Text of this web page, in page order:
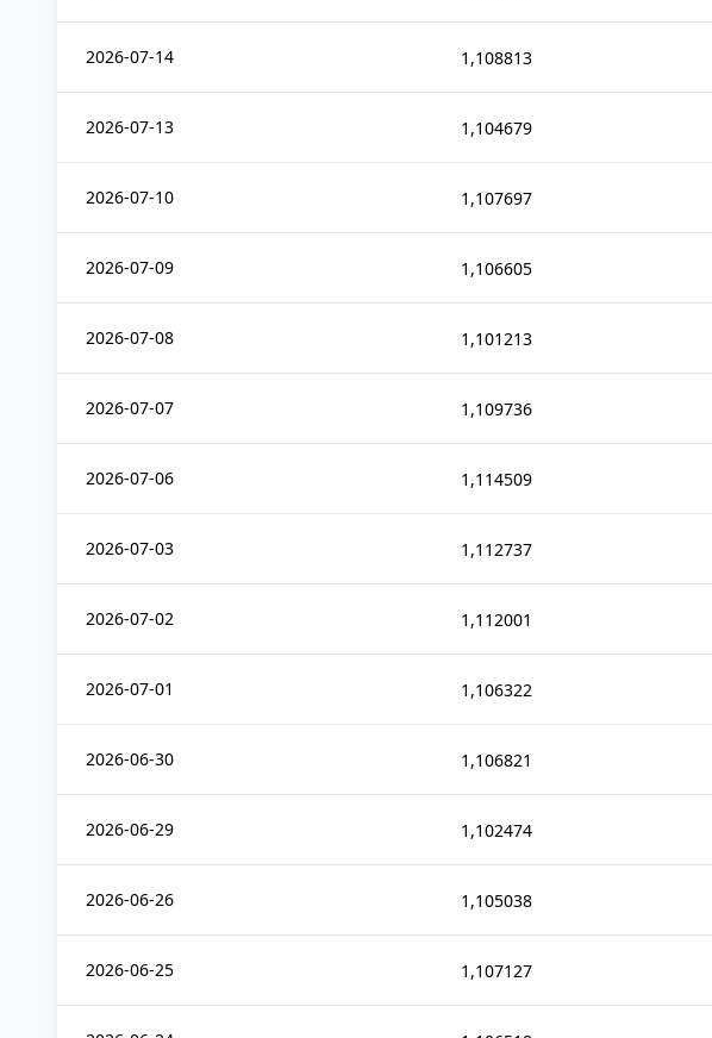
2026-07-14 1,108813
2026-07-13 1,104679
2026-07-10 1,107697
2026-07-09 1,106605
2026-07-08 1,101213
2026-07-07 1,109736
2026-07-06 1,114509
2026-07-03 1,112737
2026-07-02 1,112001
2026-07-01 1,106322
2026-06-30 1,106821
2026-06-29 1,102474
2026-06-26 1,105038
2026-06-25 1,107127